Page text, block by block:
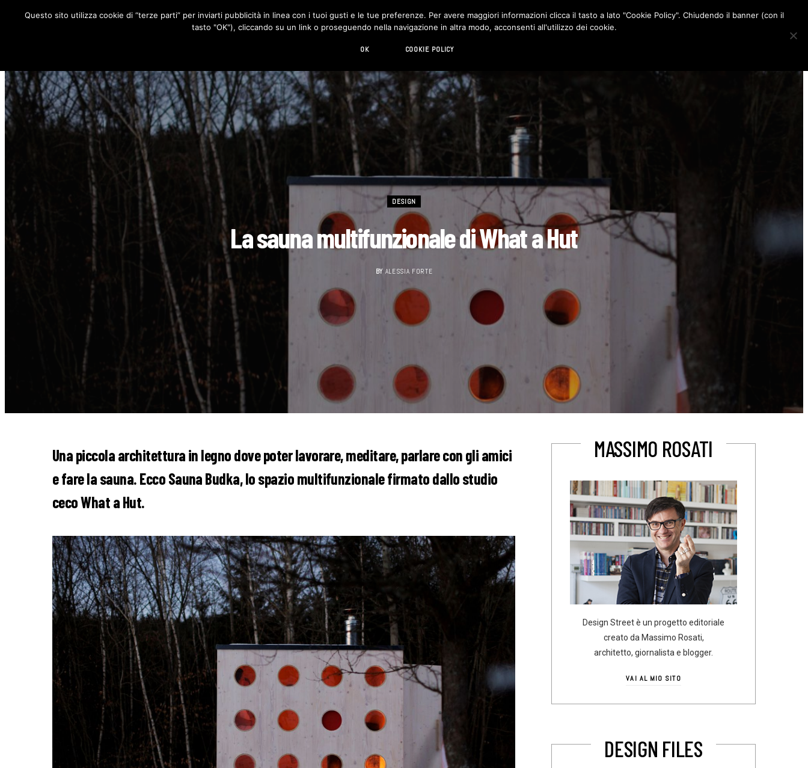
RUBRICHE DESIGN LIVING HI-TECH CHI SIAMO CONTATTI
DESIGN
La sauna multifunzionale di What a Hut
BY ALESSIA FORTE
Una piccola architettura in legno dove poter lavorare, meditare, parlare con gli amici
e fare la sauna. Ecco Sauna Budka, lo spazio multifunzionale firmato dallo studio
ceco What a Hut.
MASSIMO ROSATI
Design Street è un progetto editoriale
creato da Massimo Rosati,
architetto, giornalista e blogger.
VAI AL MIO SITO
DESIGN FILES
Questo sito utilizza cookie di “terze parti” per inviarti pubblicità in linea con i tuoi gusti e le tue preferenze. Per avere maggiori informazioni clicca il tasto a lato "Cookie Policy". Chiudendo il banner (con il
tasto "OK"), cliccando su un link o proseguendo nella navigazione in altra modo, acconsenti all'utilizzo dei cookie.
OK COOKIE POLICY